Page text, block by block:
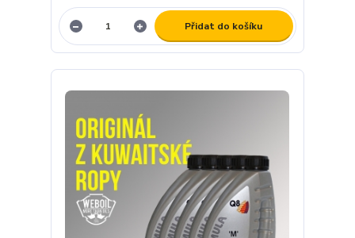
Přidat do košíku